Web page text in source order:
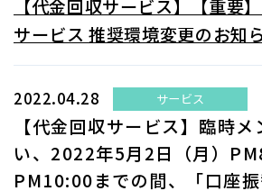
【代金回収サービス】【重要
サービス 推奨環境変更のお知ら
2022.04.28 サービス
【代金回収サービス】臨時
い、2022年5月2日（月）
PM10:00までの間、「口座振